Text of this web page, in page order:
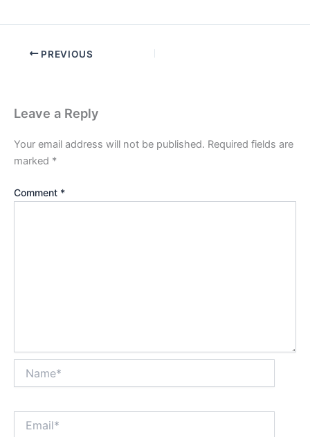
PREVIOUS
Leave a Reply
Your email address will not be published. Required fields are
marked *
Comment *